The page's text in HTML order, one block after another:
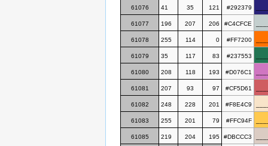
61076 41 35 121 #292379
61077 196 207 206 #C4CFCE
61078 255 114 0 #FF7200
61079 35 117 83 #237553
61080 208 118 193 #D076C1
61081 207 93 97 #CF5D61
61082 248 228 201 #F8E4C9
61083 255 201 79 #FFC94F
61085 219 204 195 #DBCCC3